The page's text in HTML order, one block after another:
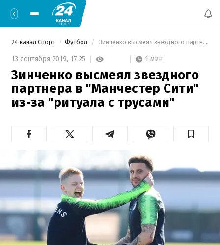
24 канал Спорт Футбол Зинченко высмеял звездного партнера в "Манчестер Сити" из-за "ритуала с трусами"
13 сентября 2019, 17:25 1 мин
Зинченко высмеял звездного
партнера в "Манчестер Сити"
из-за "ритуала с трусами"